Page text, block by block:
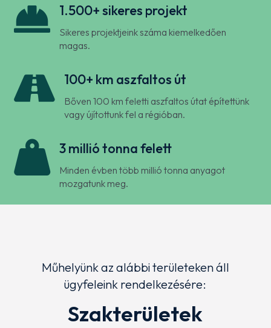
 1.500+ sikeres projekt
Sikeres projektjeink száma kiemelkedően
magas.
 100+ km aszfaltos út
Bőven 100 km feletti aszfaltos útat építettünk
vagy újítottunk fel a régióban.
 3 millió tonna felett
Minden évben több millió tonna anyagot
mozgatunk meg.
Műhelyünk az alábbi területeken áll
ügyfeleink rendelkezésére:
Szakterületek